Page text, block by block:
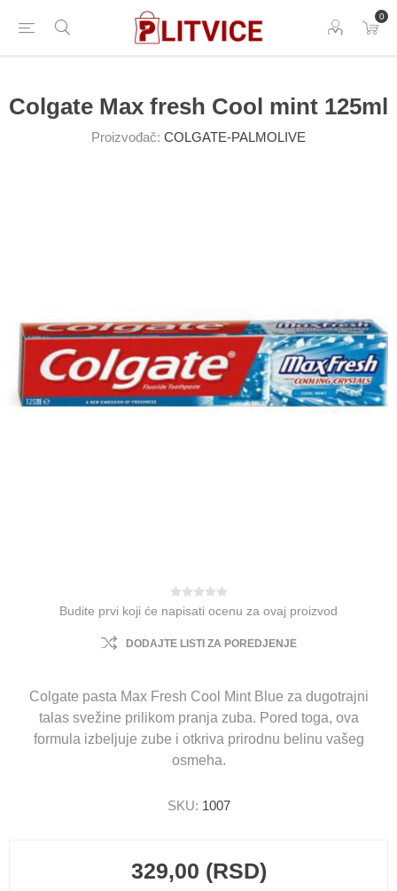
0
Colgate Max fresh Cool mint 125ml
Proizvođač: COLGATE-PALMOLIVE
Budite prvi koji će napisati ocenu za ovaj proizvod
DODAJTE LISTI ZA POREDJENJE
Colgate pasta Max Fresh Cool Mint Blue za dugotrajni
talas svežine prilikom pranja zuba. Pored toga, ova
formula izbeljuje zube i otkriva prirodnu belinu vašeg
osmeha.
SKU: 1007
329,00 (RSD)